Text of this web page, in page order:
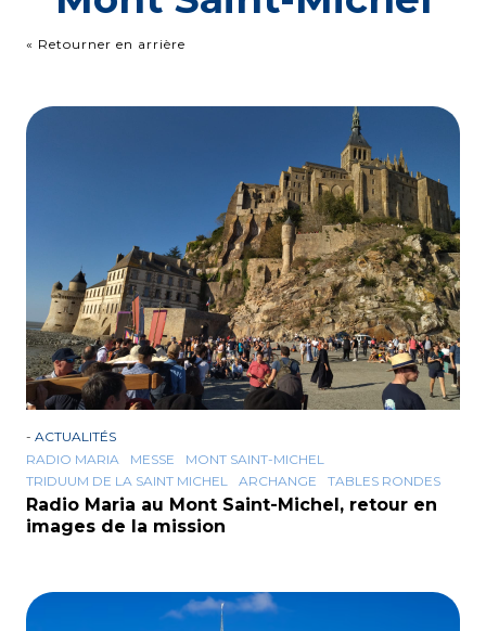
« Retourner en arrière
- ACTUALITÉS
RADIO MARIA
MESSE
MONT SAINT-MICHEL
TRIDUUM DE LA SAINT MICHEL
ARCHANGE TABLES RONDES
Radio Maria au Mont Saint-Michel, retour en
images de la mission